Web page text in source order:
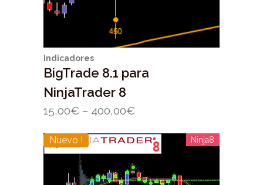
Indicadores
BigTrade 8.1 para
NinjaTrader 8
15,00€ – 400,00€
Nuevo ! Ninja8